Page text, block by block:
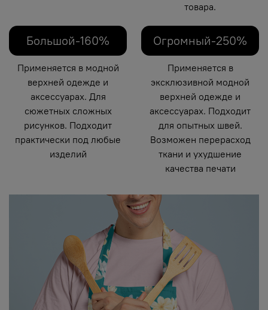
товара.
Большой-160%
Применяется в модной
верхней одежде и
аксессуарах. Для
сюжетных сложных
рисунков. Подходит
практически под любые
изделий
Огромный-250%
Применяется в
эксклюзивной модной
верхней одежде и
аксессуарах. Подходит
для опытных швей.
Возможен перерасход
ткани и ухудшение
качества печати